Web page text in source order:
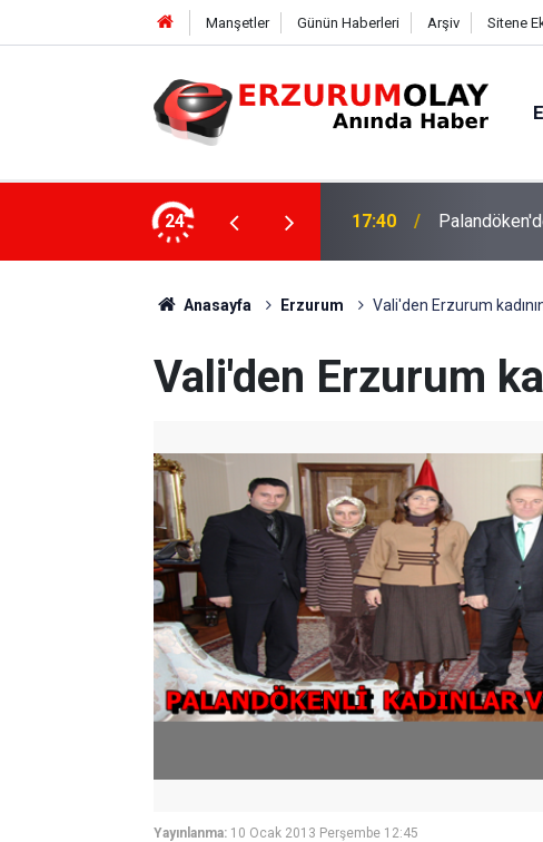
Manşetler Günün Haberleri Arşiv Sitene
24 17:37 TÜBİTAK
Anasayfa Erzurum Vali'den Erzurum
Vali'den Erzurum
Yayınlanma: 10 Ocak 2013 Perşembe 12:45